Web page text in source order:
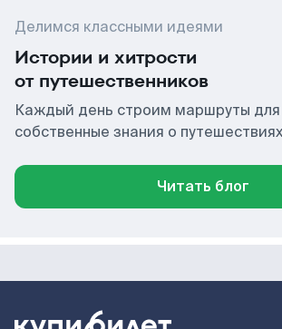
Делимся классными идеями
Истории и хитрости
от путешественников
Каждый день строим маршруты для
собственные знания о путешествиях
Читать блог